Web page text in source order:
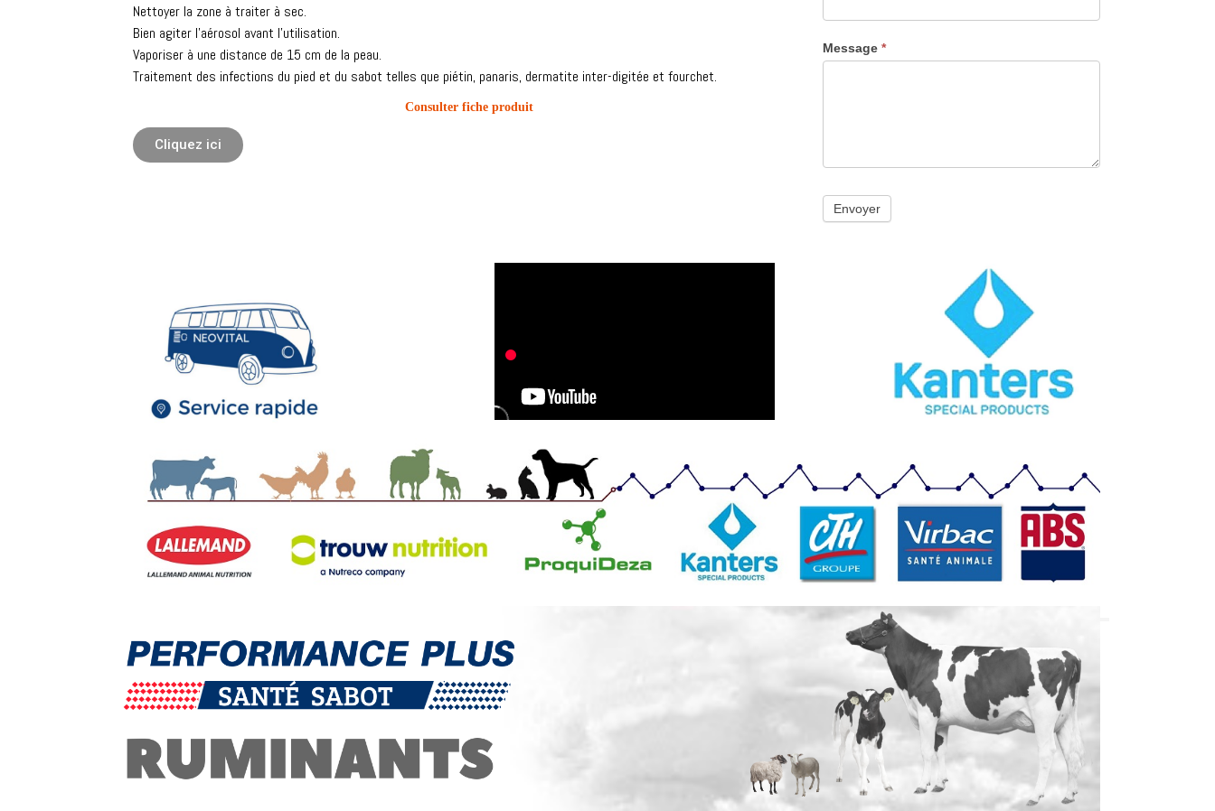
Nettoyer la zone à traiter à sec.
Bien agiter l’aérosol avant l’utilisation.
Vaporiser à une distance de 15 cm de la peau.
Traitement des infections du pied et du sabot telles que piétin, panaris, dermatite inter-digitée et fourchet.
Consulter fiche produit
Cliquez ici
Message *
Envoyer
HOOF MIX